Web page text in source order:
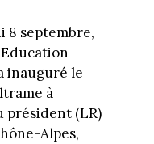
8 septembre,
inauguré le
à
président (LR)
Alpes,